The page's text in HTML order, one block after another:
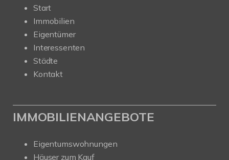
Start
Immobilien
Eigentümer
Interessenten
Städte
Kontakt
IMMOBILIENANGEBOTE
Eigentumswohnungen
Häuser zum Kauf